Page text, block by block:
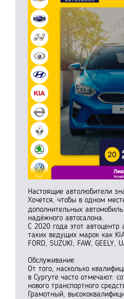
Настоящие автолюбители
Хочется, чтобы в одном
дополнительных
надёжного автосалона.
С 2020 года этот
таких ведущих марок как
FORD, SUZUKI, FAW, GEELY,
Обслуживание
От того, насколько
в Сургуте часто отмечают:
нового транспортного
Грамотный,